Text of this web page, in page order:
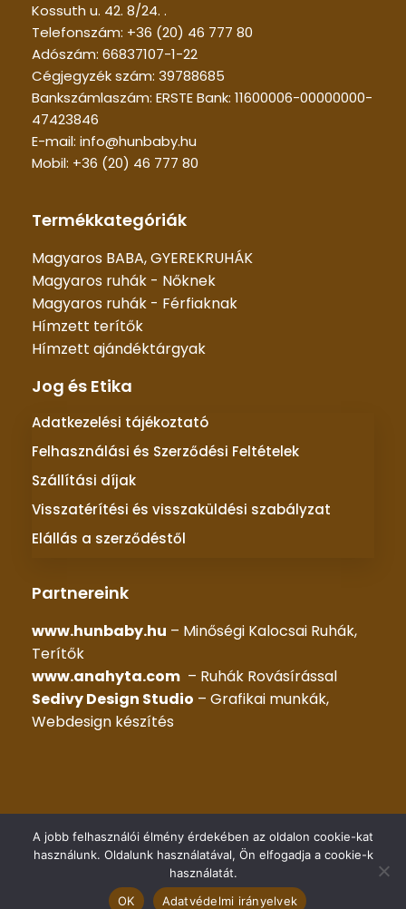
Kossuth u. 42. 8/24. .
Telefonszám: +36 (20) 46 777 80
Adószám: 66837107-1-22
Cégjegyzék szám: 39788685
Bankszámlaszám: ERSTE Bank: 11600006-00000000-
47423846
E-mail: info@hunbaby.hu
Mobil: +36 (20) 46 777 80
Termékkategóriák
Magyaros BABA, GYEREKRUHÁK
Magyaros ruhák - Nőknek
Magyaros ruhák - Férfiaknak
Hímzett terítők
Hímzett ajándéktárgyak
Jog és Etika
Adatkezelési tájékoztató
Felhasználási és Szerződési Feltételek
Szállítási díjak
Visszatérítési és visszaküldési szabályzat
Elállás a szerződéstől
Partnereink
www.hunbaby.hu – Minőségi Kalocsai Ruhák,
Terítők
www.anahyta.com – Ruhák Rovásírással
Sedivy Design Studio – Grafikai munkák,
Webdesign készítés
© 2025 –KALOCSAI RUHÁK– Minden jog fenntartva |
Készítette::HG WEB Kft.
A jobb felhasználói élmény érdekében az oldalon cookie-kat
használunk. Oldalunk használatával, Ön elfogadja a cookie-k
használatát.
OK
Adatvédelmi irányelvek